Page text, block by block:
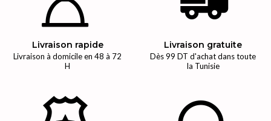
Livraison rapide
Livraison à domicile en 48 à 72
H
Livraison gratuite
Dès 99 DT d'achat dans toute
la Tunisie